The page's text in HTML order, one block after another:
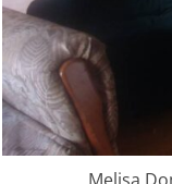
Melisa